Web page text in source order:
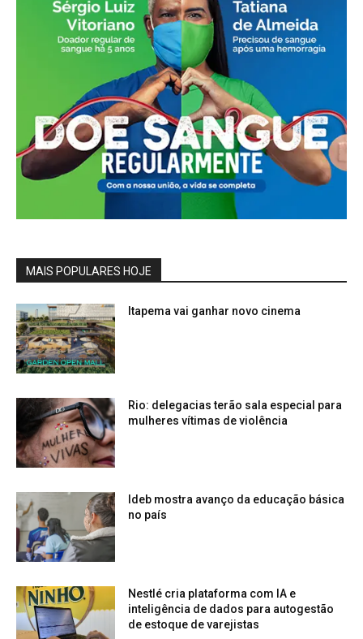
MAIS POPULARES HOJE
Itapema vai ganhar novo cinema
Rio: delegacias terão sala especial para
mulheres vítimas de violência
Ideb mostra avanço da educação básica
no país
Nestlé cria plataforma com IA e
inteligência de dados para autogestão
de estoque de varejistas